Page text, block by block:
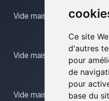
Ce site
d'autres
pour
de
pour
base du
Vide maison liege
Vide maison limbourg
Vide maison mons